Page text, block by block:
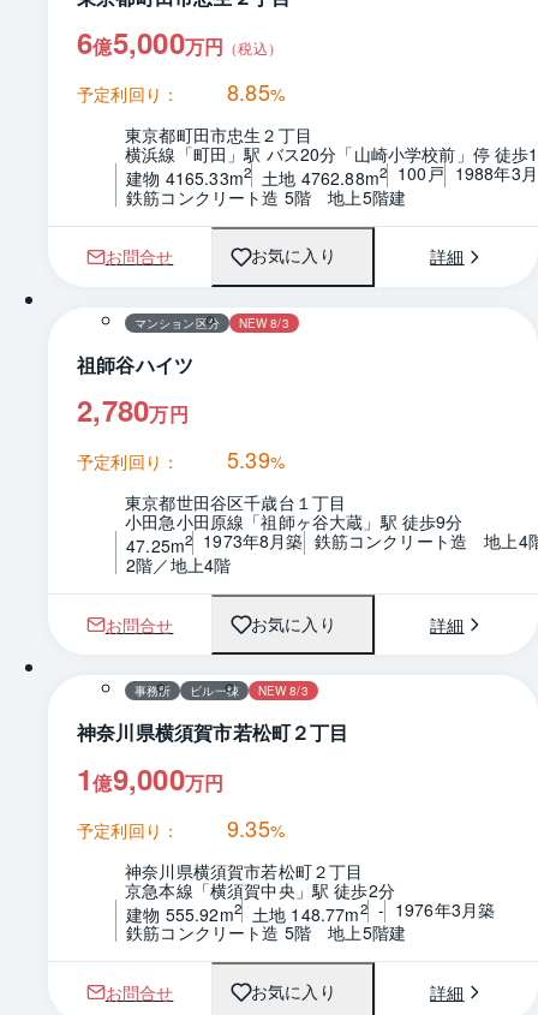
6億5,000万円 （税込）
予定利回り： 8.85%
東京都町田市忠生２丁目
横浜線「町田」駅 バス20分「山崎小学校前」停 徒歩
建物 4165.33m2 土地 4762.88m2 100戸 1988年3
鉄筋コンクリート造 5階　地上5階建
お問合せ お気に入り 詳細
1 / 0 間取り
マンション区分 NEW 8/3
祖師谷ハイツ
2,780万円
予定利回り： 5.39%
東京都世田谷区千歳台１丁目
小田急小田原線「祖師ヶ谷大蔵」駅 徒歩9分
47.25m2 1973年8月築 鉄筋コンクリート造　地上4
2階／地上4階
お問合せ お気に入り 詳細
事務所 ビル一棟 NEW 8/3
神奈川県横須賀市若松町２丁目
1億9,000万円
予定利回り： 9.35%
神奈川県横須賀市若松町２丁目
京急本線「横須賀中央」駅 徒歩2分
建物 555.92m2 土地 148.77m2 - 1976年3月築
鉄筋コンクリート造 5階　地上5階建
お問合せ お気に入り 詳細
1 / 0 間取り